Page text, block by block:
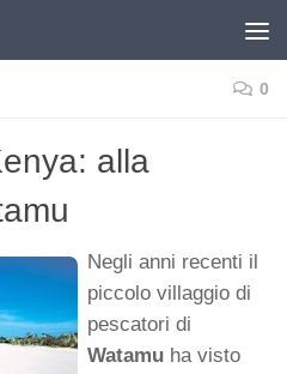
0
alla
Negli anni recenti il
piccolo villaggio di
pescatori di
Watamu ha visto